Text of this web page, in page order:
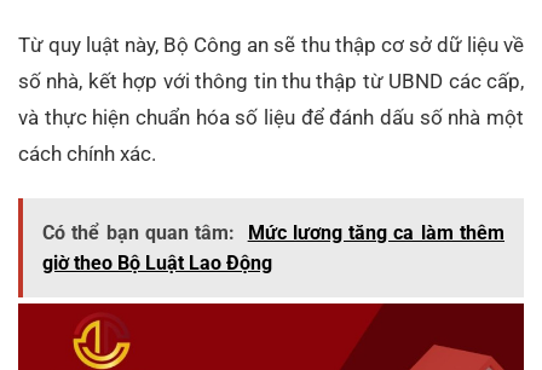
Từ quy luật này, Bộ Công an sẽ thu thập cơ sở dữ liệu về
số nhà, kết hợp với thông tin thu thập từ UBND các cấp,
và thực hiện chuẩn hóa số liệu để đánh dấu số nhà một
cách chính xác.
Có thể bạn quan tâm:
Mức lương tăng ca làm thêm
giờ theo Bộ Luật Lao Động